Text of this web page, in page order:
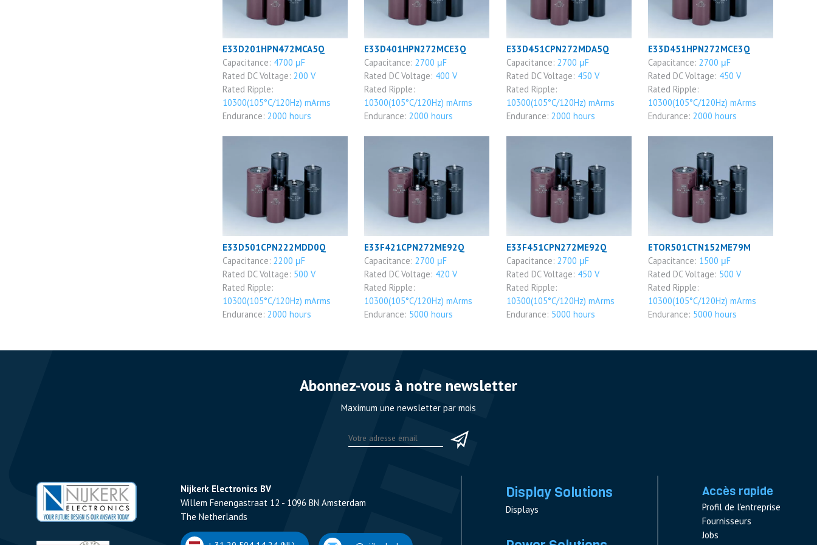
E33D201HPN472MCA5Q
Capacitance: 4700 μF
Rated DC Voltage: 200 V
Rated Ripple:
10300(105°C/120Hz) mArms
Endurance: 2000 hours
E33D401HPN272MCE3Q
Capacitance:2700 μF
Rated DC Voltage: 400 V
Rated Ripple:
10300(105°C/120Hz) mArms
Endurance:2000 hours
E33D451CPN272MDA5Q
Capacitance: 2700 μF
Rated DC Voltage: 450 V
Rated Ripple:
10300(105°C/120Hz) mArms
Endurance: 2000 hours
E33D451HPN272MCE3Q
Capacitance: 2700 μF
Rated DC Voltage: 450 V
Rated Ripple:
10300(105°C/120Hz) mArms
Endurance: 2000 hours
E33D501CPN222MDD0Q
Capacitance: 2200 μF
Rated DC Voltage: 500 V
Rated Ripple:
10300(105°C/120Hz) mArms
Endurance: 2000 hours
E33F421CPN272ME92Q
Capacitance: 2700 μF
Rated DC Voltage: 420 V
Rated Ripple:
10300(105°C/120Hz) mArms
Endurance: 5000 hours
E33F451CPN272ME92Q
Capacitance: 2700 μF
Rated DC Voltage: 450 V
Rated Ripple:
10300(105°C/120Hz) mArms
Endurance: 5000 hours
ETOR501CTN152ME79M
Capacitance: 1500 μF
Rated DC Voltage: 500 V
Rated Ripple:
10300(105°C/120Hz) mArms
Endurance: 5000 hours
Abonnez-vous à notre newsletter
Maximum une newsletter par mois
Nijkerk Electronics BV
Willem Fenengastraat 12 - 1096 BN Amsterdam
The Netherlands
Display Solutions
Displays
Accès rapide
Profil de l’entreprise
Fournisseurs
Jobs